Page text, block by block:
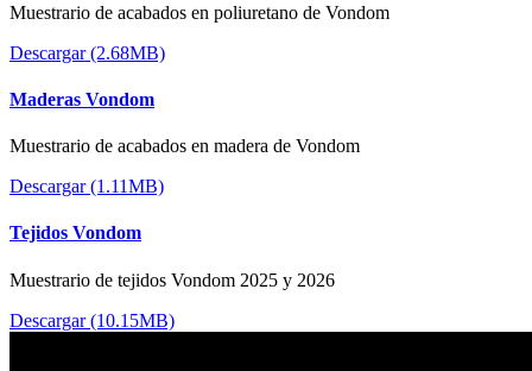
Muestrario de acabados en poliuretano de Vondom
Descargar (2.68MB)
Maderas Vondom
Muestrario de acabados en madera de Vondom
Descargar (1.11MB)
Tejidos Vondom
Muestrario de tejidos Vondom 2025 y 2026
Descargar (10.15MB)